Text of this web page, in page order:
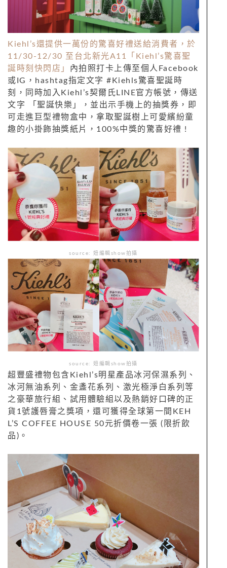
Kiehl’s還提供一萬份的驚喜好禮送給消費者，於
11/30-12/30 至台北新光A11「Kiehl’s驚喜聖
誕時刻快閃店」 內拍照打卡上傳至個人Facebook
或IG，hashtag指定文字 #Kiehls驚喜聖誕時
刻，同時加入Kiehl’s契爾氏LINE官方帳號，傳送
文字 「聖誕快樂」，並出示手機上的抽獎券，即
可走進巨型禮物盒中，拿取聖誕樹上可愛繽紛童
趣的小掛飾抽獎紙片，100%中獎的驚喜好禮 !
source: 妞編輯show拍攝
source: 妞編輯show拍攝
超豐盛禮物包含Kiehl’s明星產品冰河保濕系列、
冰河無油系列、金盞花系列、激光極淨白系列等
之豪華旅行組、試用體驗組以及熱銷好口碑的正
貨1號護唇膏之獎項，還可獲得全球第一間KEH
L’S COFFEE HOUSE 50元折價卷一張 (限折飲
品)。